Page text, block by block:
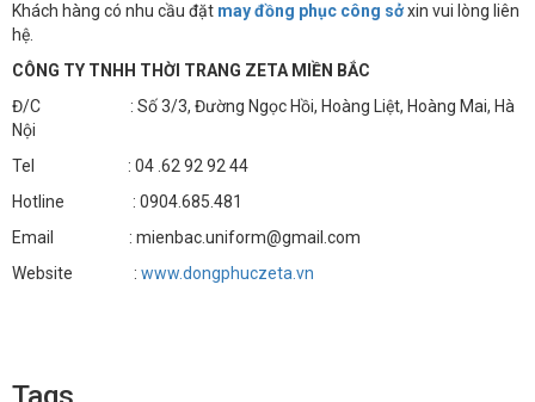
Khách hàng có nhu cầu đặt may đồng phục công sởxin vui lòng liên
hệ.
CÔNG TY TNHH THỜI TRANG ZETA MIỀN BẮC
Đ/C : Số 3/3, Đường Ngọc Hồi, Hoàng Liệt, Hoàng Mai, Hà
Nội
Tel : 04 .62 92 92 44
Hotline : 0904.685.481
Email : mienbac.uniform@gmail.com
Website : www.dongphuczeta.vn